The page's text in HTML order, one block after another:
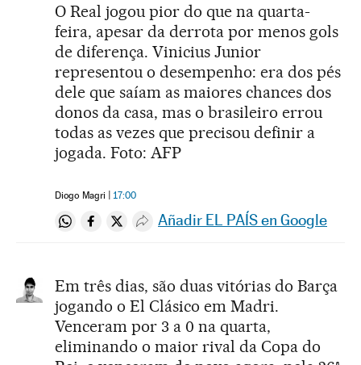
O Real jogou pior do que na quarta-
feira, apesar da derrota por menos gols
de diferença. Vinicius Junior
representou o desempenho: era dos pés
dele que saíam as maiores chances dos
donos da casa, mas o brasileiro errou
todas as vezes que precisou definir a
jogada. Foto: AFP
Diogo Magri 17:00
Compartir en Whatsapp
Compartir en Facebook
Compartir en Twitter
Desplegar Redes Sociales
Añadir EL PAÍS en Google
Em três dias, são duas vitórias do Barça
jogando o El Clásico em Madri.
Venceram por 3 a 0 na quarta,
eliminando o maior rival da Copa do